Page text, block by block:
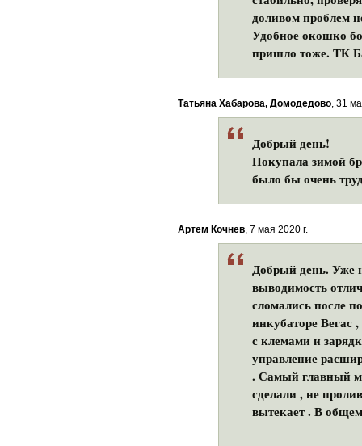
доливом проблем
Удобное окошко
пришло тоже. ТК
Татьяна Хабарова, Домодедово, 31
Добрый день!
Покупала зимой
было бы очень
Артем Кочнев, 7 мая 2020 г.
Добрый день. Уже
выводимость
сломались после
инкубаторе Вегас
с клемами и
управление
. Самый главный
сделали , не
вытекает . В